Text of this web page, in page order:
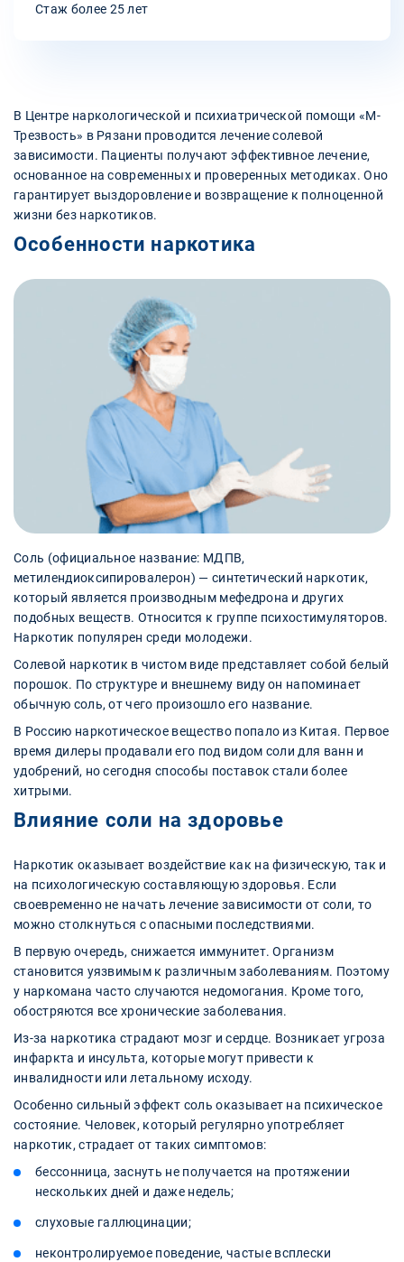
Стаж более 25 лет
В Центре наркологической и психиатрической помощи «М-
Трезвость» в Рязани проводится лечение солевой
зависимости. Пациенты получают эффективное лечение,
основанное на современных и проверенных методиках. Оно
гарантирует выздоровление и возвращение к полноценной
жизни без наркотиков.
Особенности наркотика
Соль (официальное название: МДПВ,
метилендиоксипировалерон) — синтетический наркотик,
который является производным мефедрона и других
подобных веществ. Относится к группе психостимуляторов.
Наркотик популярен среди молодежи.
Солевой наркотик в чистом виде представляет собой белый
порошок. По структуре и внешнему виду он напоминает
обычную соль, от чего произошло его название.
В Россию наркотическое вещество попало из Китая. Первое
время дилеры продавали его под видом соли для ванн и
удобрений, но сегодня способы поставок стали более
хитрыми.
Влияние соли на здоровье
Наркотик оказывает воздействие как на физическую, так и
на психологическую составляющую здоровья. Если
своевременно не начать лечение зависимости от соли, то
можно столкнуться с опасными последствиями.
В первую очередь, снижается иммунитет. Организм
становится уязвимым к различным заболеваниям. Поэтому
у наркомана часто случаются недомогания. Кроме того,
обостряются все хронические заболевания.
Из-за наркотика страдают мозг и сердце. Возникает угроза
инфаркта и инсульта, которые могут привести к
инвалидности или летальному исходу.
Особенно сильный эффект соль оказывает на психическое
состояние. Человек, который регулярно употребляет
наркотик, страдает от таких симптомов:
бессонница, заснуть не получается на протяжении
нескольких дней и даже недель;
слуховые галлюцинации;
неконтролируемое поведение, частые всплески